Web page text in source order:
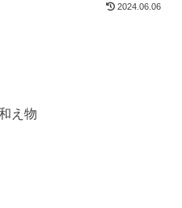
2024.06.06
え物